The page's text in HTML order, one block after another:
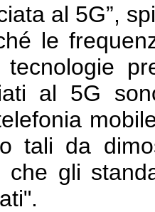
al 5G”,
le
tecnologie
al 5G
tali da
che gli